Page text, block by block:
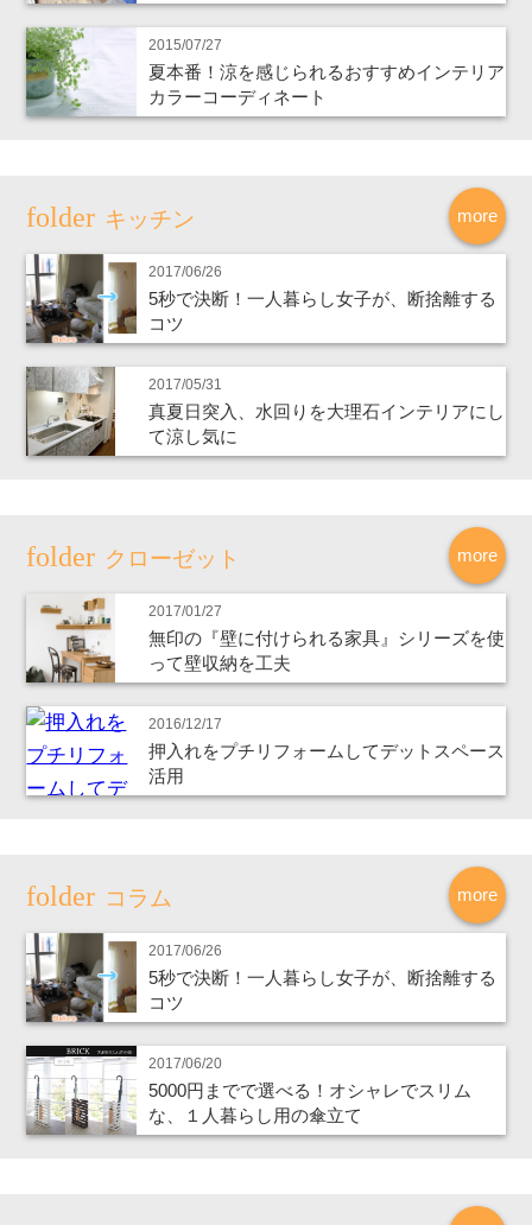
2015/07/27
夏本番！涼を感じられるおすすめインテリア
カラーコーディネート
more
キッチン
2017/06/26
5秒で決断！一人暮らし女子が、断捨離する
コツ
2017/05/31
真夏日突入、水回りを大理石インテリアにし
て涼し気に
more
クローゼット
2017/01/27
無印の『壁に付けられる家具』シリーズを使
って壁収納を工夫
2016/12/17
押入れをプチリフォームしてデットスペース
活用
more
コラム
2017/06/26
5秒で決断！一人暮らし女子が、断捨離する
コツ
2017/06/20
5000円までで選べる！オシャレでスリム
な、１人暮らし用の傘立て